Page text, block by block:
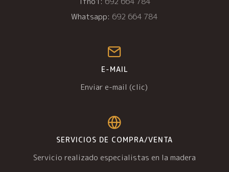
Whatsapp: 692 664 784
E-MAIL
Enviar e-mail (clic)
SERVICIOS DE COMPRA/VENTA
Servicio realizado especialistas en la madera